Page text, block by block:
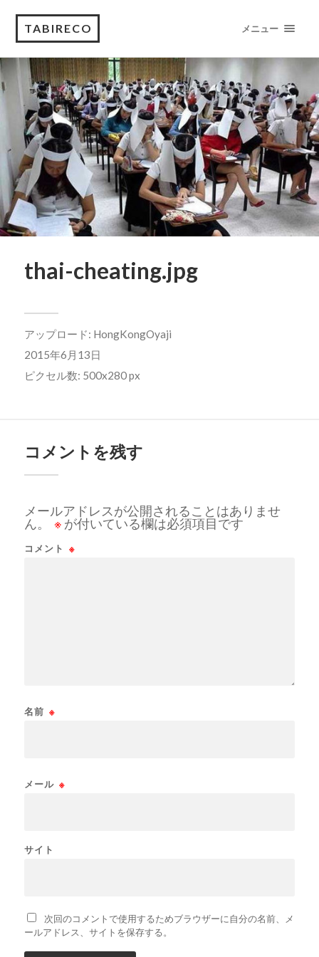
TABIRECO メニュー
thai-cheating.jpg
アップロード: HongKongOyaji
2015年6月13日
ピクセル数: 500x280 px
コメントを残す
メールアドレスが公開されることはありませ
ん。
※ が付いている欄は必須項目です
コメント ※
名前 ※
メール ※
サイト
次回のコメントで使用するためブラウザーに自分の名前、メ
ールアドレス、サイトを保存する。